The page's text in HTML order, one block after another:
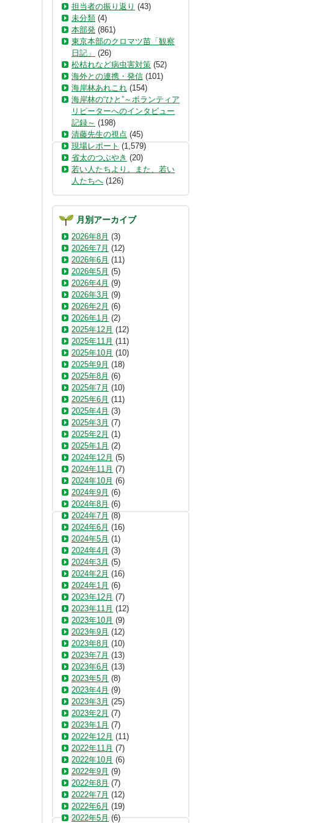
担当者の振り返り (43)
未分類 (4)
本部発 (861)
東京本部のクロマツ苗「観察
日記」
(26)
松枯れなど病虫害対策 (52)
海外との連携・発信 (101)
海岸林あれこれ (154)
海岸林の“ひと”～ボランティア
リピーターへのインタビュー
記録～ (198)
清藤先生の視点 (45)
現場レポート (1,579)
省太のつぶやき (20)
若い人たちより。また、若い
人たちへ (126)
月別アーカイブ
2026年8月 (3)
2026年7月 (12)
2026年6月 (11)
2026年5月 (5)
2026年4月 (9)
2026年3月 (9)
2026年2月 (6)
2026年1月 (2)
2025年12月 (12)
2025年11月 (11)
2025年10月 (10)
2025年9月 (18)
2025年8月 (6)
2025年7月 (10)
2025年6月 (11)
2025年4月 (3)
2025年3月 (7)
2025年2月 (1)
2025年1月 (2)
2024年12月 (5)
2024年11月 (7)
2024年10月 (6)
2024年9月 (6)
2024年8月 (6)
2024年7月 (8)
2024年6月 (16)
2024年5月 (1)
2024年4月 (3)
2024年3月 (5)
2024年2月 (16)
2024年1月 (6)
2023年12月 (7)
2023年11月 (12)
2023年10月 (9)
2023年9月 (12)
2023年8月 (10)
2023年7月 (13)
2023年6月 (13)
2023年5月 (8)
2023年4月 (9)
2023年3月 (25)
2023年2月 (7)
2023年1月 (7)
2022年12月 (11)
2022年11月 (7)
2022年10月 (6)
2022年9月 (9)
2022年8月 (7)
2022年7月 (12)
2022年6月 (19)
2022年5月 (6)